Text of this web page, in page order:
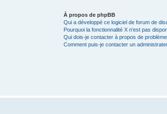
À propos de phpBB
Qui a développé ce logiciel de forum de
Pourquoi la fonctionnalité X n’est pas
Qui dois-je contacter à propos de
Comment puis-je contacter un